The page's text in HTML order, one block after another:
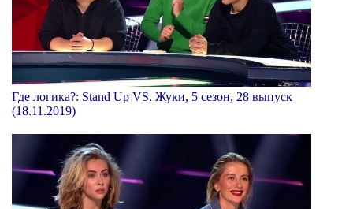
Где логика?: Stand Up VS. Жуки, 5 сезон, 28 выпуск
(18.11.2019)